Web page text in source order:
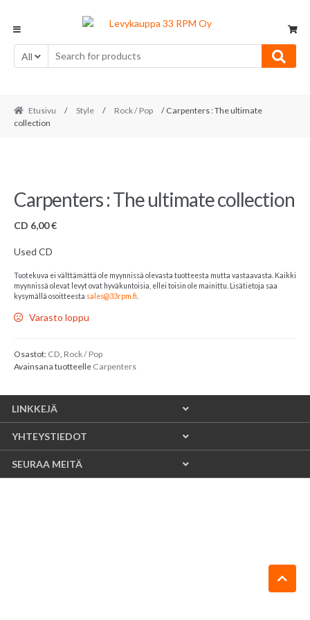
navigation
content
All
Etusivu / Style / Rock / Pop
/ Carpenters : The ultimate
collection
Carpenters : The ultimate collection
CD 6,00€
Used CD
Tuotekuva ei välttämättä ole myynnissä olevasta tuotteesta mutta vastaavasta. Kaikki
myynnissä olevat levyt ovat hyväkuntoisia, ellei toisin ole mainittu. Lisätietoja saa
kysymällä osoitteesta sales@33rpm.fi
Varasto loppu
Osastot: CD Rock / Pop
Avainsana tuotteelle Carpenters
LINKKEJÄ
YHTEYSTIEDOT
SEURAA MEITÄ